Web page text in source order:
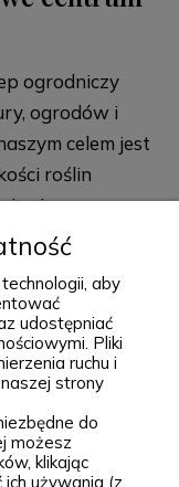
ogrodniczy
ogrodów i
celem jest
roślin
się po
oraz
Za Zieloną Parą
starannością
w naszej
i ciekawsze,
drzewa, byliny
aby
udostępniać
Pliki
ruchu i
strony
do
możesz
klikając
używania (z